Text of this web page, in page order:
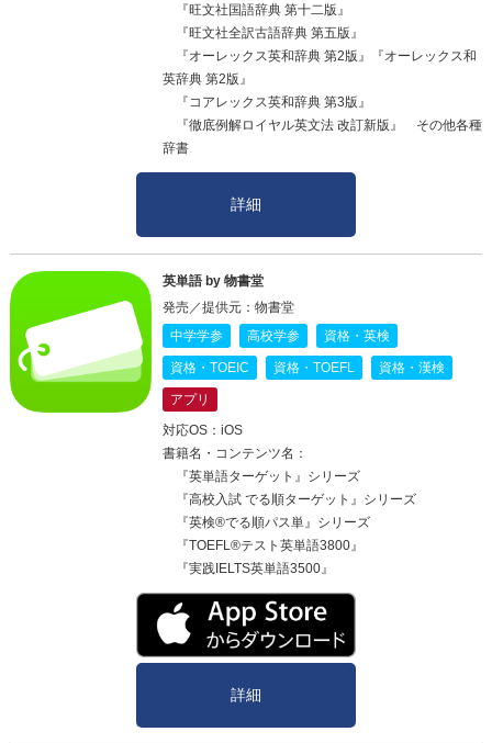
『旺文社国語辞典 第十二版』
『旺文社全訳古語辞典 第五版』
『オーレックス英和辞典 第2版』『オーレックス和
英辞典 第2版』
『コアレックス英和辞典 第3版』
『徹底例解ロイヤル英文法 改訂新版』 その他各種
辞書
詳細
英単語 by 物書堂
発売／提供元：物書堂
中学学参
高校学参 資格・英検
資格・TOEIC 資格・TOEFL 資格・漢検
アプリ
対応OS：iOS
書籍名・コンテンツ名：
『英単語ターゲット』シリーズ
『高校入試 でる順ターゲット』シリーズ
『英検®でる順パス単』シリーズ
『TOEFL®テスト英単語3800』
『実践IELTS英単語3500』
詳細